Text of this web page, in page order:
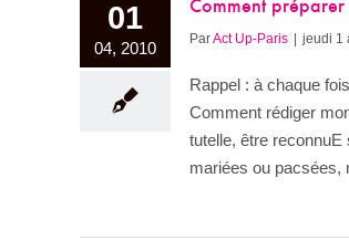
01
04, 2010
Comment préparer
ParAct Up-Paris | jeudi 1
Rappel : à chaque
Comment rédiger
tutelle, être reconnuE
mariées ou pacsées,